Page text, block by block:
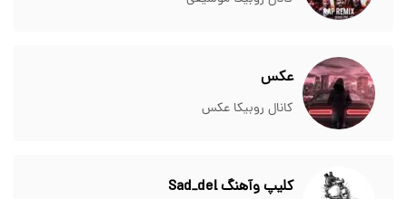
عکس
کانال روبیکا عکس
کلیپ وآهنگ Sad_del